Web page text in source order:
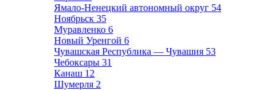
Ямало-Ненецкий автономный округ 54
Ноябрьск 35
Муравленко 6
Новый Уренгой 6
Чувашская Республика — Чувашия 53
Чебоксары 31
Канаш 12
Шумерля 2